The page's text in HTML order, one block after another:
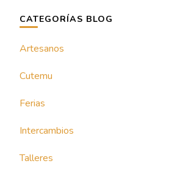
CATEGORÍAS BLOG
Artesanos
Cutemu
Ferias
Intercambios
Talleres